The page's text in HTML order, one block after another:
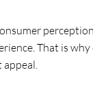
That is